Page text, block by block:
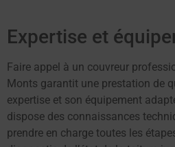
Expertise et
Faire appel à un couvreur
Monts garantit une prestation de
expertise et son équipement
dispose des connaissances
prendre en charge toutes les